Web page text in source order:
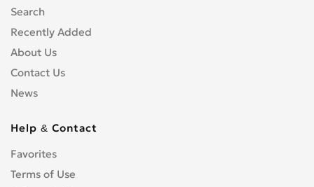
Search
Recently Added
About Us
Contact Us
News
Help & Contact
Favorites
Terms of Use